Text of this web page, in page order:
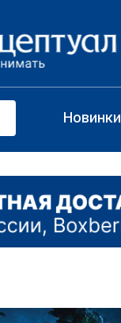
Новинки